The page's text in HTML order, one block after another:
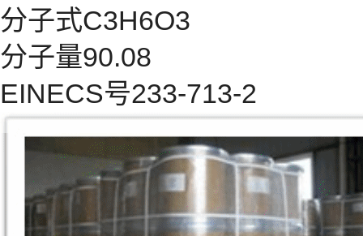
分子式C3H6O3
分子量90.08
EINECS号233-713-2